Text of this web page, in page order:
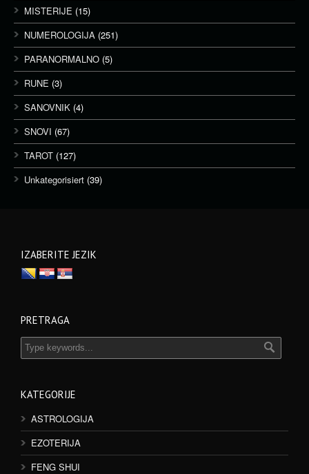
MISTERIJE (15)
NUMEROLOGIJA (251)
PARANORMALNO (5)
RUNE (3)
SANOVNIK (4)
SNOVI (67)
TAROT (127)
Unkategorisiert (39)
IZABERITE JEZIK
PRETRAGA
KATEGORIJE
ASTROLOGIJA
EZOTERIJA
FENG SHUI